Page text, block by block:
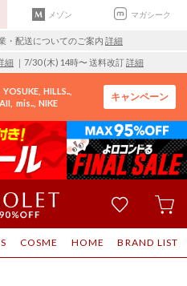
メゾン マガシーク
・配送についてのご案内 詳細
細 ｜7/30 (木) 14時〜 送料改訂詳細
YOSUKE HILLS..
mis.. NIKE
キャンペーン
COSME HOME BRAND LIST